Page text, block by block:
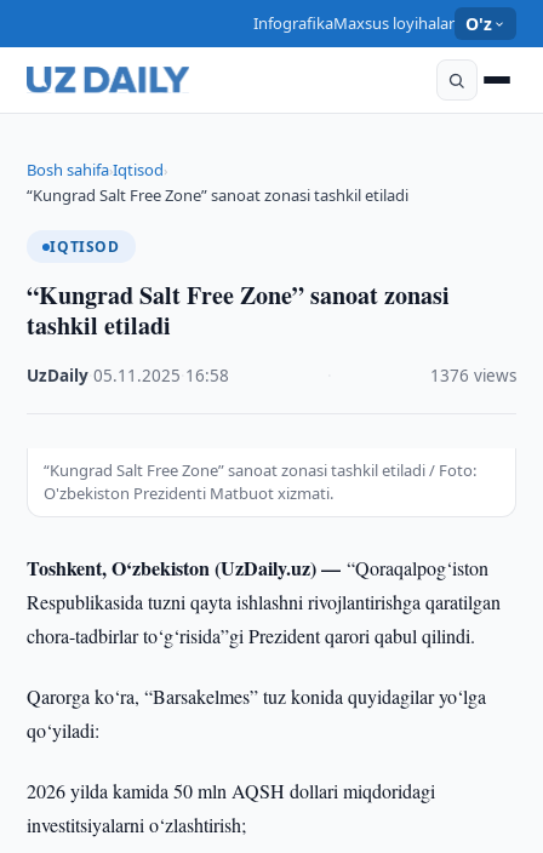
InfografikaMaxsus loyihalar O'z
Bosh sahifa›Iqtisod›
“Kungrad Salt Free Zone” sanoat zonasi tashkil etiladi
IQTISOD
“Kungrad Salt Free Zone” sanoat zonasi
tashkil etiladi
UzDaily ·05.11.2025 16:58 1376 views
“Kungrad Salt Free Zone” sanoat zonasi tashkil etiladi / Foto:
O'zbekiston Prezidenti Matbuot xizmati.
Toshkent, O‘zbekiston (UzDaily.uz) —“Qoraqalpog‘iston
Respublikasida tuzni qayta ishlashni rivojlantirishga qaratilgan
chora-tadbirlar to‘g‘risida”gi Prezident qarori qabul qilindi.
Qarorga ko‘ra, “Barsakelmes” tuz konida quyidagilar yo‘lga
qo‘yiladi:
2026 yilda kamida 50 mln AQSH dollari miqdoridagi
investitsiyalarni o‘zlashtirish;